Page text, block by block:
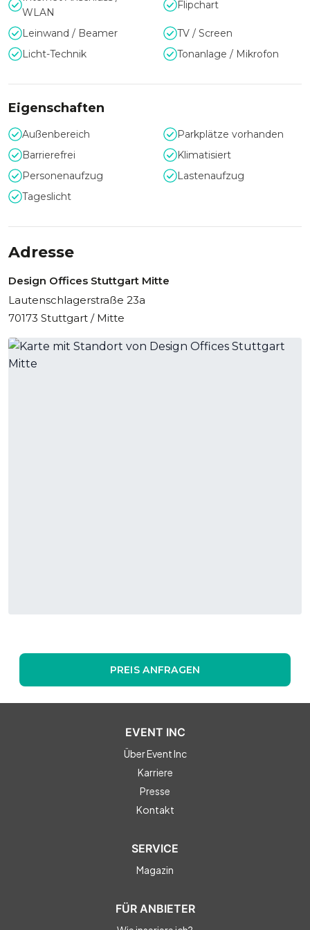
unterschiedlichen Tagungsräumen ist Platz für 5 bis 200
Teilnehmer.
Flexible Raumgestaltung für Events
jeder Größe
Ganz auf Ihre Bedürfnisse abgestimmt, können Sie neben
den Räumen auch verschiedene Services sowie Catering
dazubuchen – einzeln oder ab 15 Personen auch als
Tagungspauschale.
WLAN
Flipchart
Leinwand / Beamer
TV / Screen
Licht-Technik
Tonanlage / Mikrofon
Eigenschaften
Außenbereich
Parkplätze vorhanden
Barrierefrei
Klimatisiert
Personenaufzug
Lastenaufzug
Tageslicht
Adresse
Design Offices Stuttgart Mitte
Lautenschlagerstraße 23a
70173 Stuttgart / Mitte
PREIS ANFRAGEN
EVENT INC
Über Event Inc
Karriere
Presse
Kontakt
SERVICE
Magazin
FÜR ANBIETER